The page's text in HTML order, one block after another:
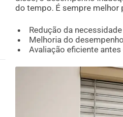
do tempo. É sempre melhor
Redução da
Melhoria do
Avaliação eficiente